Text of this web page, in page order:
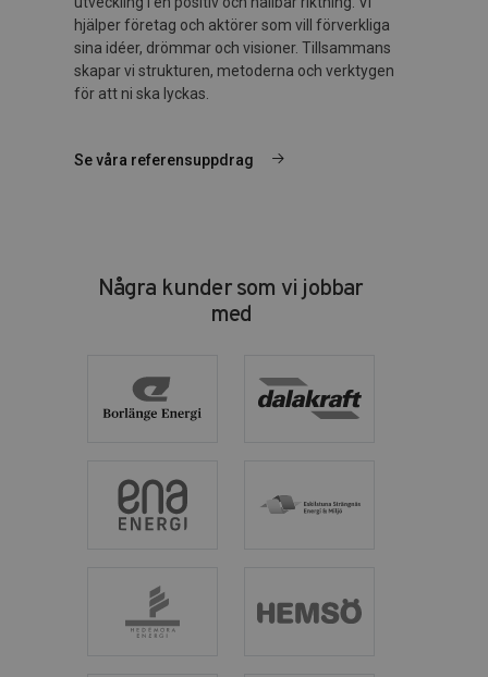
hjälper företag och aktörer som vill förverkliga
sina idéer, drömmar och visioner. Tillsammans
skapar vi strukturen, metoderna och verktygen
för att ni ska lyckas.
Se våra referensuppdrag
Några kunder som vi jobbar
med